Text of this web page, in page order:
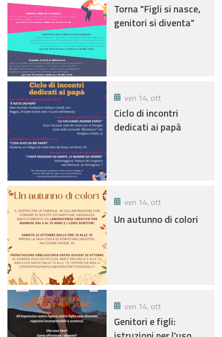
Torna "Figli si nasce,
genitori si diventa"
ven 14, ott
Ciclo di incontri
dedicati ai papà
ven 14, ott
Un autunno di colori
ven 14, ott
Genitori e figli: